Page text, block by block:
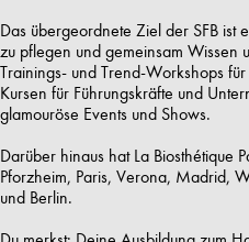
Das übergeordnete Ziel der SFB ist
zu pflegen und gemeinsam Wissen
Trainings- und Trend-Workshops
Kursen für Führungskräfte und
glamouröse Events und Shows.
Darüber hinaus hat La Biosthétique
Pforzheim, Paris, Verona, Madrid,
und Berlin.